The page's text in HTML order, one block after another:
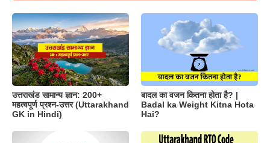
उत्तराखंड सामान्य ज्ञान: 200+
महत्वपूर्ण प्रश्न-उत्तर (Uttarakhand
GK in Hindi)
बादल का वजन कितना होता है? |
Badal ka Weight Kitna Hota
Hai?